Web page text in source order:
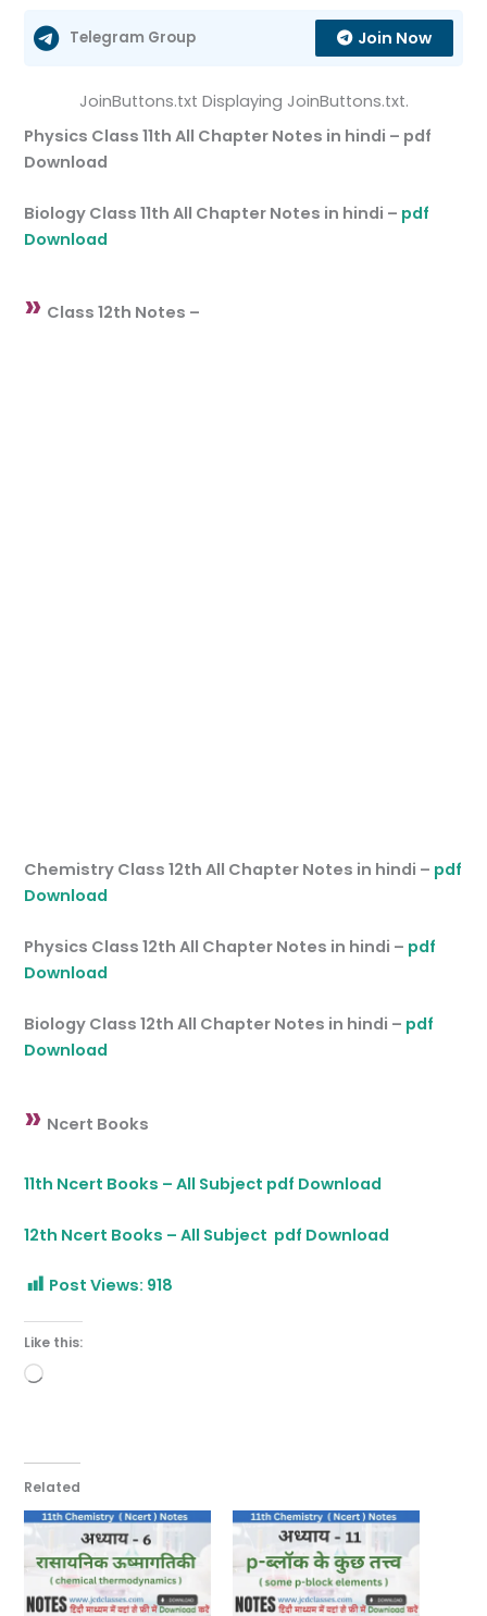
Telegram Group Join Now
JoinButtons.txt Displaying JoinButtons.txt.
Physics Class 11th All Chapter Notes in hindi – pdf
Download
Biology Class 11th All Chapter Notes in hindi – pdf
Download
» Class 12th Notes –
Chemistry Class 12th All Chapter Notes in hindi – pdf
Download
Physics Class 12th All Chapter Notes in hindi – pdf
Download
Biology Class 12th All Chapter Notes in hindi – pdf
Download
» Ncert Books
11th Ncert Books – All Subject pdf Download
12th Ncert Books – All Subject pdf Download
Post Views: 918
Like this:
Loading…
Related